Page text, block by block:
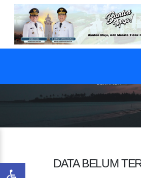
BERANDA
DATA BELUM